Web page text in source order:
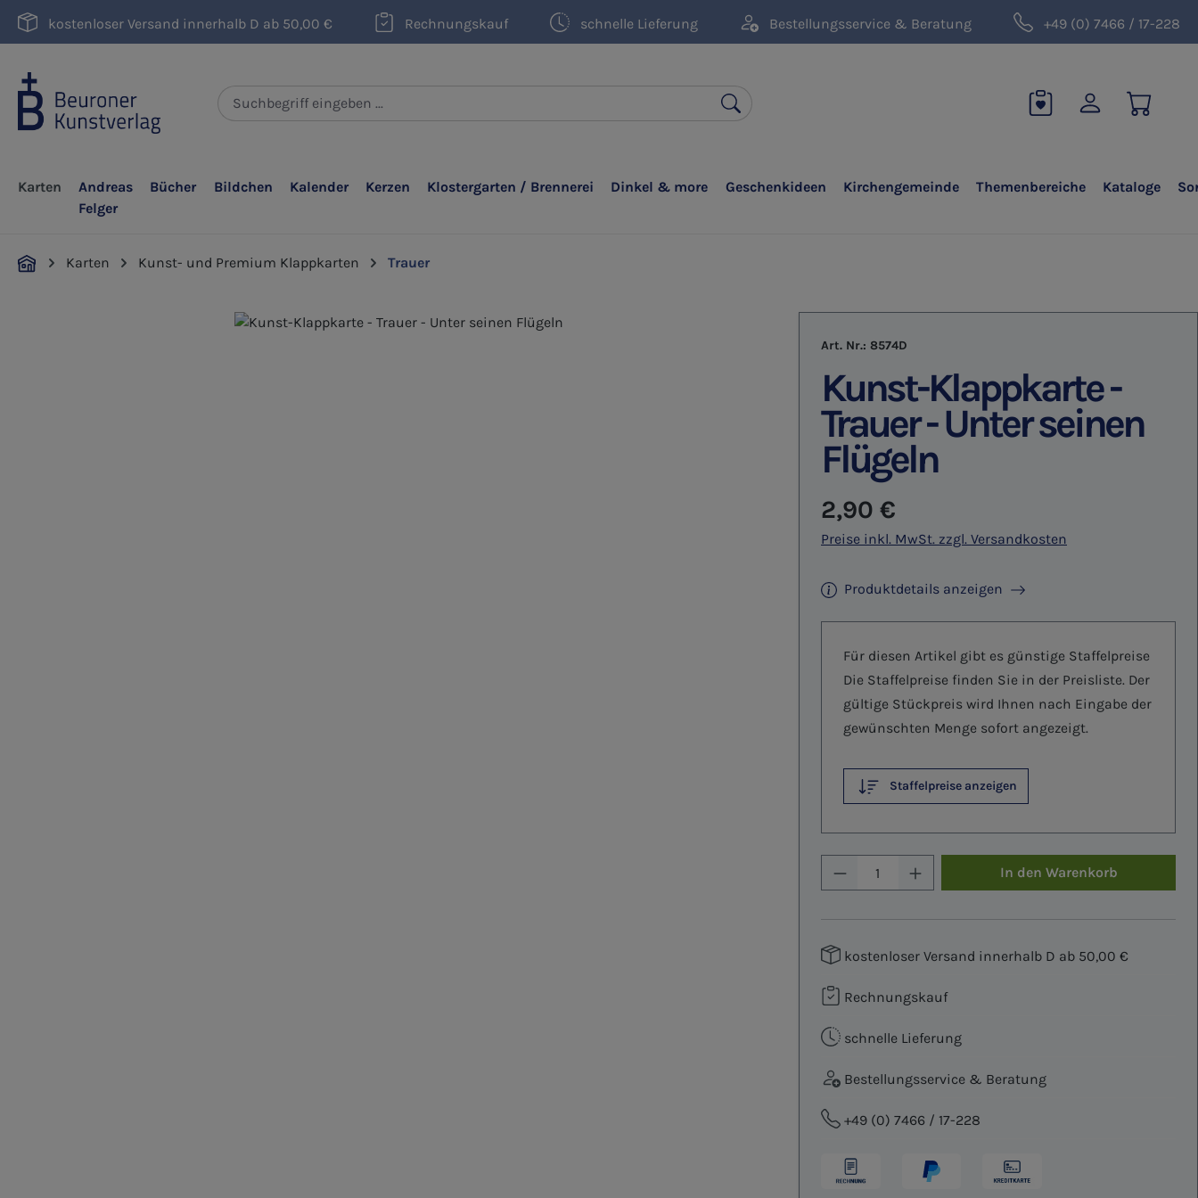
Hauptinhalt springen
Zur Suche springen
Zur Hauptnavigation springen
kostenloser Versand innerhalb D ab 50,00 € Rechnungskauf schnelle Lieferung Bestellungsservice & Beratung +49 (0) 7466 / 17-228
Karten
Andreas
Felger
Bücher Bildchen Kalender Kerzen Klostergarten / Brennerei Dinkel & more Geschenkideen Kirchengemeinde Themenbereiche Kataloge
Karten Kunst- und Premium Klappkarten Trauer
Art. Nr.: 8574D
Kunst-Klappkarte -
Trauer - Unter seinen
Flügeln
Regulärer Preis:
2,90 €
Preise inkl. MwSt. zzgl. Versandkosten
Produktdetails anzeigen
Für diesen Artikel gibt es günstige Staffelpreise
Die Staffelpreise finden Sie in der Preisliste. Der
gültige Stückpreis wird Ihnen nach Eingabe der
gewünschten Menge sofort angezeigt.
Staffelpreise anzeigen
Produkt Anzahl: Gib den
In den Warenkorb
kostenloser Versand innerhalb D ab 50,00 €
Rechnungskauf
schnelle Lieferung
Bestellungsservice & Beratung
+49 (0) 7466 / 17-228